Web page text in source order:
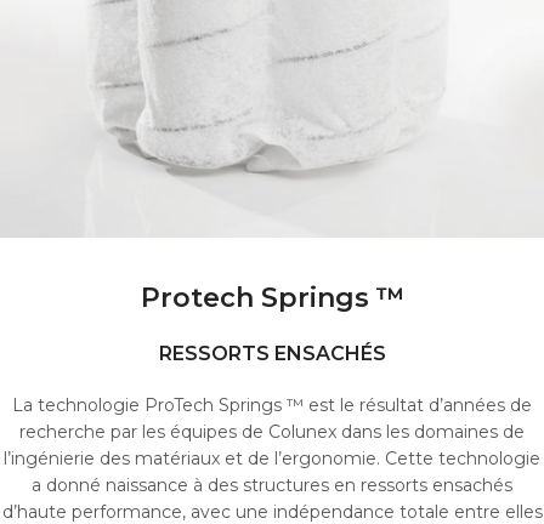
Protech Springs ™
RESSORTS ENSACHÉS
La technologie ProTech Springs ™ est le résultat d’années de
recherche par les équipes de Colunex dans les domaines de
l’ingénierie des matériaux et de l’ergonomie. Cette technologie
a donné naissance à des structures en ressorts ensachés
d’haute performance, avec une indépendance totale entre elles